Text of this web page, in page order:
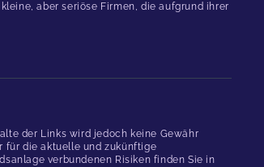
aber seriöse Firmen, die aufgrund ihrer
der Links wird jedoch keine Gewähr
für die aktuelle und zukünftige
verbundenen Risiken finden Sie in